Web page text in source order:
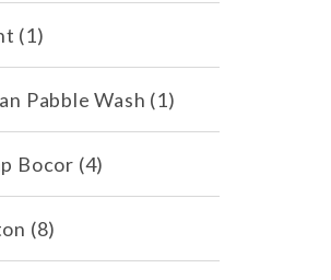
(1)
Pabble Wash (1)
Bocor (4)
(8)